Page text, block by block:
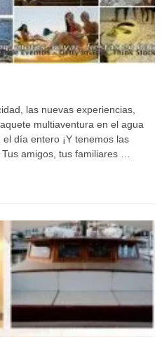
las nuevas experiencias,
multiaventura en el agua
día entero ¡Y tenemos las
amigos, tus familiares …